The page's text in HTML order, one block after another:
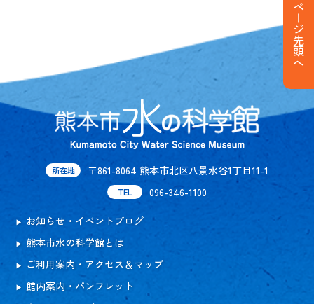
ページ先頭へ
所在地 〒861-8064 熊本市北区八景水谷1丁目11-1
TEL 096-346-1100
お知らせ・イベントブログ
熊本市水の科学館とは
ご利用案内・アクセス＆マップ
館内案内・パンフレット